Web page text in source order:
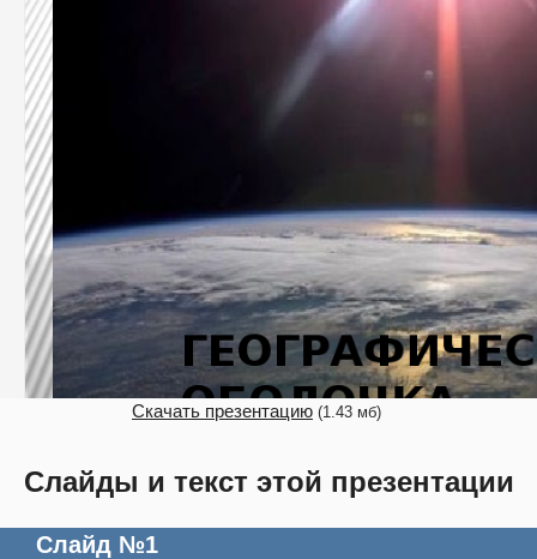
Скачать презентацию (1.43 мб)
Слайды и текст этой презентации
Слайд №1